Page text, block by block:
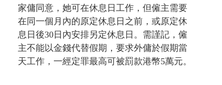
家傭同意，她可在休息日工作，但僱主需要
在同一個月內的原定休息日之前，或原定休
息日後30日內安排另定休息日。需謹記，僱
主不能以金錢代替假期，要求外傭於假期當
天工作，一經定罪最高可被罰款港幣5萬元。